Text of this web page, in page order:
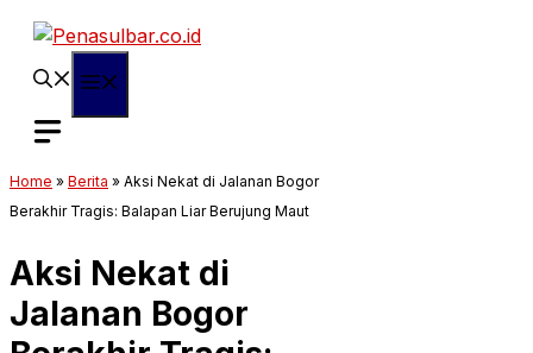
Langsung
Home » Berita » Aksi Nekat di Jalanan Bogor
Berakhir Tragis: Balapan Liar Berujung Maut
Aksi Nekat di
Jalanan Bogor